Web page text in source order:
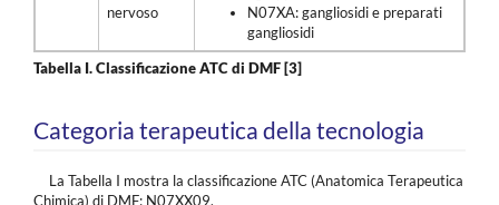
nervoso
N07XA: gangliosidi e preparati
gangliosidi
Tabella I.Classificazione ATC di DMF [3]
Categoria terapeutica della tecnologia
La Tabella I mostra la classificazione ATC (Anatomica Terapeutica
Chimica) di DMF: N07XX09.